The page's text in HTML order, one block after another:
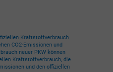
Kraftstoffverbrauch
CO2-Emissionen und
neuer PKW können
Kraftstoffverbrauch, die
und den offiziellen